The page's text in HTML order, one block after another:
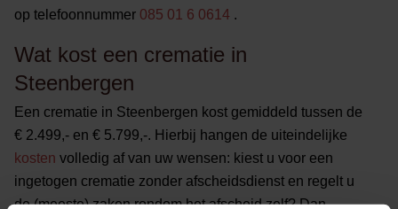
op telefoonnummer 085 01 6 0614 .
Wat kost een crematie in
Steenbergen
Een crematie in Steenbergen kost gemiddeld tussen de
€ 2.499,- en € 5.799,-. Hierbij hangen de uiteindelijke
kosten volledig af van uw wensen: kiest u voor een
ingetogen crematie zonder afscheidsdienst en regelt u
de (meeste) zaken rondom het afscheid zelf? Dan